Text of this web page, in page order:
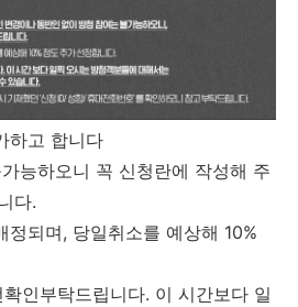
하고 합니다
능하오니 꼭 신청란에 작성해 주
다.
되며, 당일취소를 예상해 10%
인부탁드립니다. 이 시간보다 일